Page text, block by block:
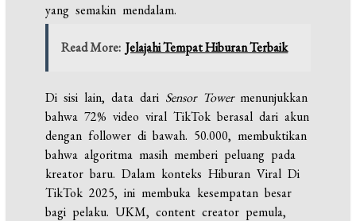
yang semakin mendalam.
Read More: Jelajahi Tempat Hiburan Terbaik
Di sisi lain, data dari Sensor Towermenunjukkan
bahwa 72% video viral TikTok berasal dari akun
dengan follower di bawah. 50.000, membuktikan
bahwa algoritma masih memberi peluang pada
kreator baru. Dalam konteks Hiburan Viral Di
TikTok 2025, ini membuka kesempatan besar
bagi pelaku. UKM, content creator pemula,